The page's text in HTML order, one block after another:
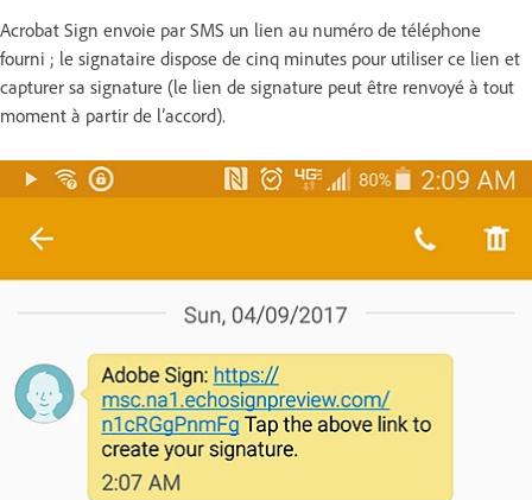
Acrobat Sign envoie par SMS un lien au numéro de téléphone
fourni ; le signataire dispose de cinq minutes pour utiliser ce lien et
capturer sa signature (le lien de signature peut être renvoyé à tout
moment à partir de l’accord).